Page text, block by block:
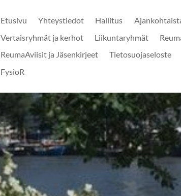
Etusivu Yhteystiedot Hallitus
Vertaisryhmät ja kerhot
Liikuntaryhmät
ReumaAviisit ja Jäsenkirjeet
Tietosuojaseloste
FysioR